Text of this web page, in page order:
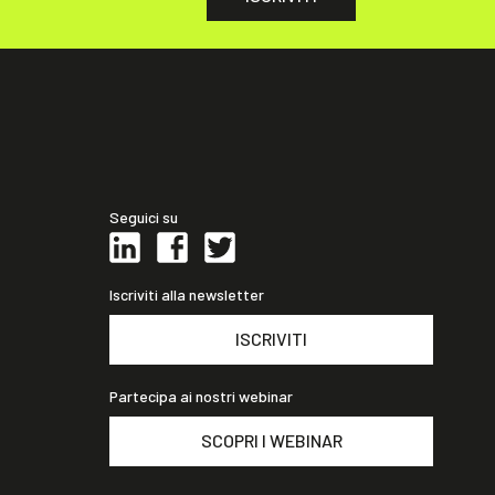
Seguici su
Iscriviti alla newsletter
ISCRIVITI
Partecipa ai nostri webinar
SCOPRI I WEBINAR